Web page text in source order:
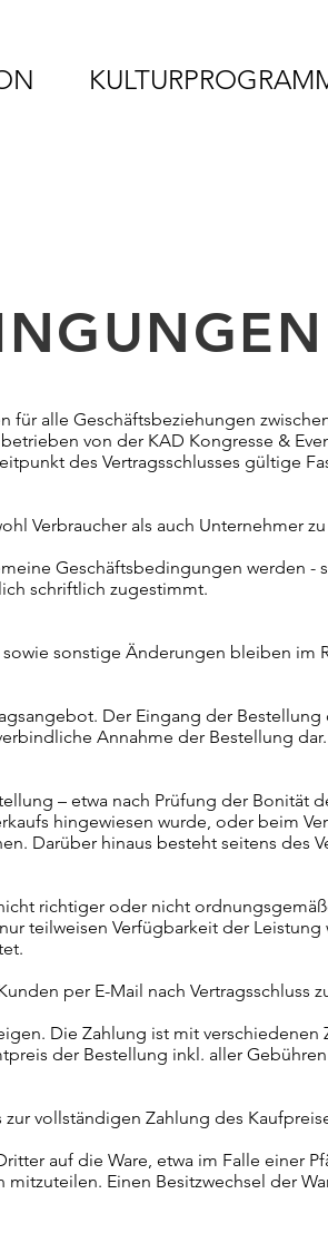
alle Geschäftsbeziehungen
von der KAD Kongresse &
des Vertragsschlusses gültige
Verbraucher als auch Unternehmer
Geschäftsbedingungen werden -
schriftlich zugestimmt.
sonstige Änderungen bleiben im
Der Eingang der
Annahme der Bestellung
– etwa nach Prüfung der Bonität
hingewiesen wurde, oder beim
Darüber hinaus besteht seitens des
richtiger oder nicht
teilweisen Verfügbarkeit der
per E-Mail nach Vertragsschluss
Die Zahlung ist mit
der Bestellung inkl. aller
vollständigen Zahlung des
auf die Ware, etwa im Falle einer
Einen Besitzwechsel der